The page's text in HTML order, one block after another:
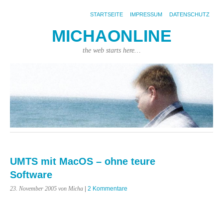
STARTSEITE IMPRESSUM DATENSCHUTZ
MICHAONLINE
the web starts here…
UMTS mit MacOS – ohne teure
Software
23. November 2005 von Micha | 2 Kommentare